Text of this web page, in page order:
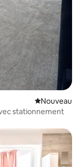
Nouvel
Nouveau
stationnement